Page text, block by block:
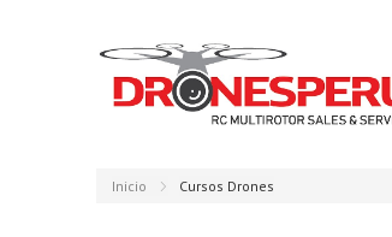
Inicio Cursos Drones